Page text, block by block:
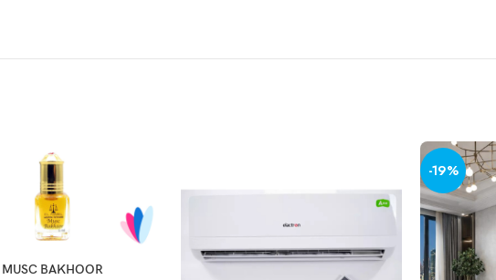
AJOUTER AU PANIER
MUSC BAKHOOR
-19%